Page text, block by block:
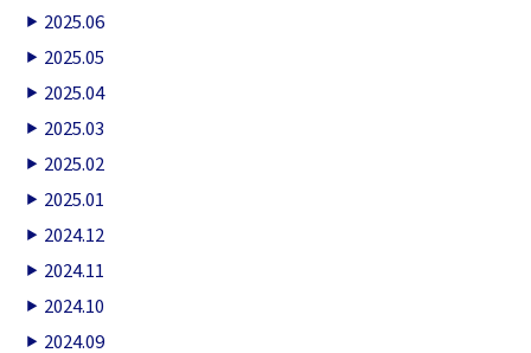
2025.06
2025.05
2025.04
2025.03
2025.02
2025.01
2024.12
2024.11
2024.10
2024.09